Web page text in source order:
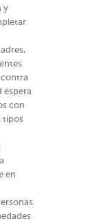
y
contra
espera
con
tipos
en